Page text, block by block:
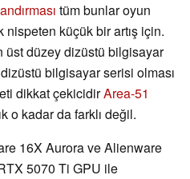
tüm bunlar oyun
küçük bir artış için.
üst düzey dizüstü bilgisayar
bilgisayar serisi olması
dikkat çekicidirArea-51
o kadar da farklı değil.
16X Aurora ve Alienware
5070 Ti GPU ile